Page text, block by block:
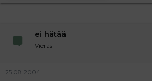
ei hätää
Vieras
25.08.2004